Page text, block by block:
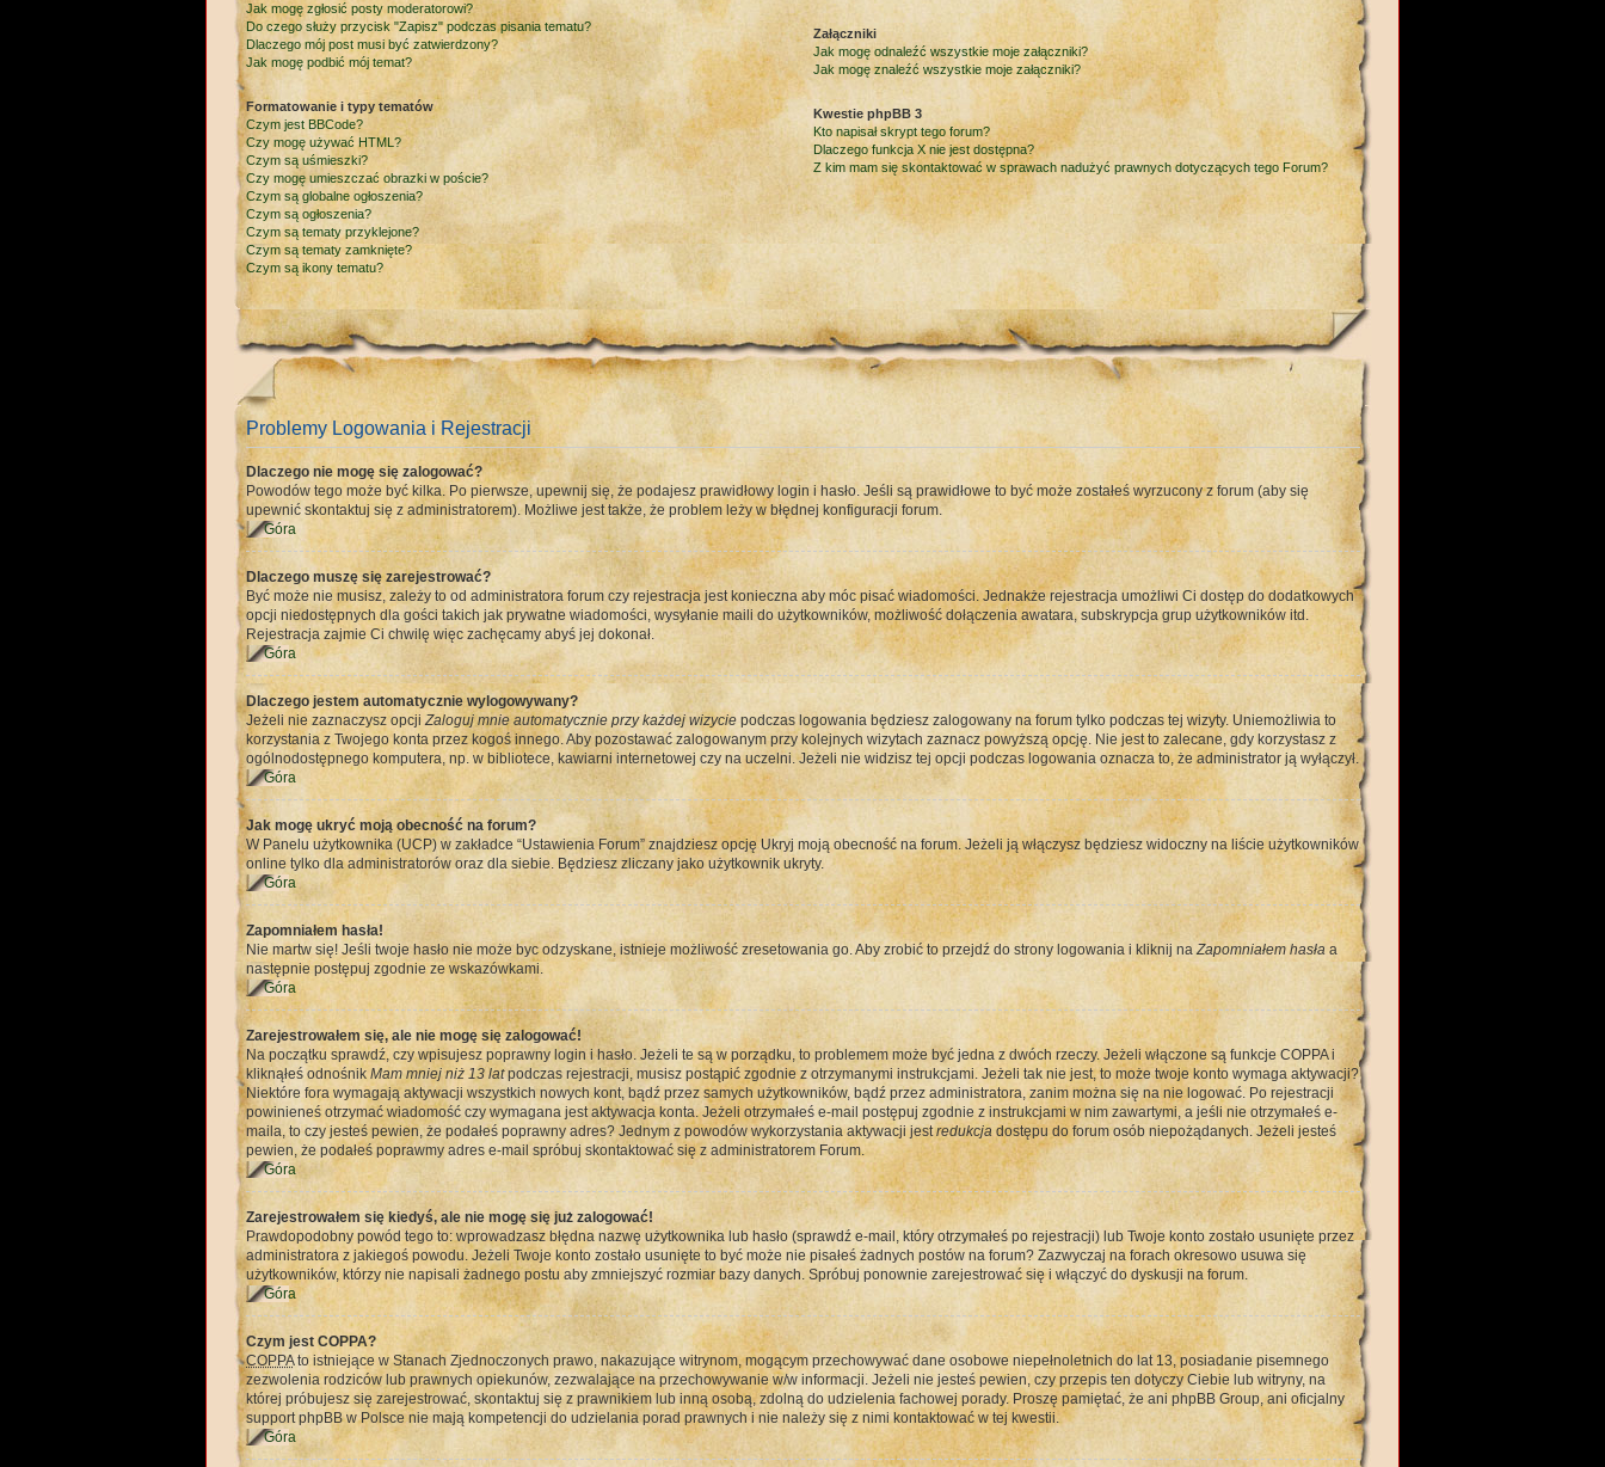
Jak mogę zgłosić posty moderatorowi?
Do czego służy przycisk "Zapisz" podczas pisania tematu?
Dlaczego mój post musi być zatwierdzony?
Jak mogę podbić mój temat?
Formatowanie i typy tematów
Czym jest BBCode?
Czy mogę używać HTML?
Czym są uśmieszki?
Czy mogę umieszczać obrazki w poście?
Czym są globalne ogłoszenia?
Czym są ogłoszenia?
Czym są tematy przyklejone?
Czym są tematy zamknięte?
Czym są ikony tematu?
Załączniki
Jak mogę odnaleźć wszystkie moje załączniki?
Jak mogę znaleźć wszystkie moje załączniki?
Kwestie phpBB 3
Kto napisał skrypt tego forum?
Dlaczego funkcja X nie jest dostępna?
Z kim mam się skontaktować w sprawach nadużyć prawnych dotyczących tego Forum?
Problemy Logowania i Rejestracji
Dlaczego nie mogę się zalogować?
Powodów tego może być kilka. Po pierwsze, upewnij się, że podajesz prawidłowy login i hasło. Jeśli są prawidłowe to być może zostałeś wyrzucony z forum (aby się
upewnić skontaktuj się z administratorem). Możliwe jest także, że problem leży w błędnej konfiguracji forum.
Góra
Dlaczego muszę się zarejestrować?
Być może nie musisz, zależy to od administratora forum czy rejestracja jest konieczna aby móc pisać wiadomości. Jednakże rejestracja umożliwi Ci dostęp do dodatkowych
opcji niedostępnych dla gości takich jak prywatne wiadomości, wysyłanie maili do użytkowników, możliwość dołączenia awatara, subskrypcja grup użytkowników itd.
Rejestracja zajmie Ci chwilę więc zachęcamy abyś jej dokonał.
Góra
Dlaczego jestem automatycznie wylogowywany?
Jeżeli nie zaznaczysz opcjiZaloguj mnie automatycznie przy każdej wizyciepodczas logowania będziesz zalogowany na forum tylko podczas tej wizyty. Uniemożliwia to
korzystania z Twojego konta przez kogoś innego. Aby pozostawać zalogowanym przy kolejnych wizytach zaznacz powyższą opcję. Nie jest to zalecane, gdy korzystasz z
ogólnodostępnego komputera, np. w bibliotece, kawiarni internetowej czy na uczelni. Jeżeli nie widzisz tej opcji podczas logowania oznacza to, że administrator ją wyłączył.
Góra
Jak mogę ukryć moją obecność na forum?
W Panelu użytkownika (UCP) w zakładce “Ustawienia Forum” znajdziesz opcję Ukryj moją obecność na forum. Jeżeli ją włączysz będziesz widoczny na liście użytkowników
online tylko dla administratorów oraz dla siebie. Będziesz zliczany jako użytkownik ukryty.
Góra
Zapomniałem hasła!
Nie martw się! Jeśli twoje hasło nie może byc odzyskane, istnieje możliwość zresetowania go. Aby zrobić to przejdź do strony logowania i kliknij naZapomniałem hasłaa
następnie postępuj zgodnie ze wskazówkami.
Góra
Zarejestrowałem się, ale nie mogę się zalogować!
Na początku sprawdź, czy wpisujesz poprawny login i hasło. Jeżeli te są w porządku, to problemem może być jedna z dwóch rzeczy. Jeżeli włączone są funkcje COPPA i
kliknąłeś odnośnik Mam mniej niż 13 latpodczas rejestracji, musisz postąpić zgodnie z otrzymanymi instrukcjami. Jeżeli tak nie jest, to może twoje konto wymaga aktywacji?
Niektóre fora wymagają aktywacji wszystkich nowych kont, bądź przez samych użytkowników, bądź przez administratora, zanim można się na nie logować. Po rejestracji
powinieneś otrzymać wiadomość czy wymagana jest aktywacja konta. Jeżeli otrzymałeś e-mail postępuj zgodnie z instrukcjami w nim zawartymi, a jeśli nie otrzymałeś e-
maila, to czy jesteś pewien, że podałeś poprawny adres? Jednym z powodów wykorzystania aktywacji jestredukcjadostępu do forum osób niepożądanych. Jeżeli jesteś
pewien, że podałeś poprawmy adres e-mail spróbuj skontaktować się z administratorem Forum.
Góra
Zarejestrowałem się kiedyś, ale nie mogę się już zalogować!
Prawdopodobny powód tego to: wprowadzasz błędna nazwę użytkownika lub hasło (sprawdź e-mail, który otrzymałeś po rejestracji) lub Twoje konto zostało usunięte przez
administratora z jakiegoś powodu. Jeżeli Twoje konto zostało usunięte to być może nie pisałeś żadnych postów na forum? Zazwyczaj na forach okresowo usuwa się
użytkowników, którzy nie napisali żadnego postu aby zmniejszyć rozmiar bazy danych. Spróbuj ponownie zarejestrować się i włączyć do dyskusji na forum.
Góra
Czym jest COPPA?
COPPAto istniejące w Stanach Zjednoczonych prawo, nakazujące witrynom, mogącym przechowywać dane osobowe niepełnoletnich do lat 13, posiadanie pisemnego
zezwolenia rodziców lub prawnych opiekunów, zezwalające na przechowywanie w/w informacji. Jeżeli nie jesteś pewien, czy przepis ten dotyczy Ciebie lub witryny, na
której próbujesz się zarejestrować, skontaktuj się z prawnikiem lub inną osobą, zdolną do udzielenia fachowej porady. Proszę pamiętać, że ani phpBB Group, ani oficjalny
support phpBB w Polsce nie mają kompetencji do udzielania porad prawnych i nie należy się z nimi kontaktować w tej kwestii.
Góra